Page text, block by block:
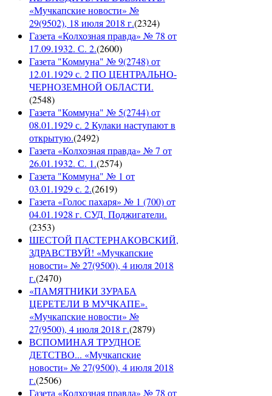
«Мучкапские новости» №
29(9502), 18 июля 2018 г.(2324)
Газета «Колхозная правда» № 78 от
17.09.1932. С. 2.(2600)
Газета "Коммуна" № 9(2748) от
12.01.1929 с. 2 ПО ЦЕНТРАЛЬНО-
ЧЕРНОЗЕМНОЙ ОБЛАСТИ.
(2548)
Газета "Коммуна" № 5(2744) от
08.01.1929 с. 2 Кулаки наступают в
открытую.(2492)
Газета «Колхозная правда» № 7 от
26.01.1932. С. 1.(2574)
Газета "Коммуна" № 1 от
03.01.1929 с. 2.(2619)
Газета «Голос пахаря» № 1 (700) от
04.01.1928 г. СУД. Поджигатели.
(2353)
ШЕСТОЙ ПАСТЕРНАКОВСКИЙ,
ЗДРАВСТВУЙ! «Мучкапские
новости» № 27(9500), 4 июля 2018
г.(2470)
«ПАМЯТНИКИ ЗУРАБА
ЦЕРЕТЕЛИ В МУЧКАПЕ».
«Мучкапские новости» №
27(9500), 4 июля 2018 г.(2879)
ВСПОМИНАЯ ТРУДНОЕ
ДЕТСТВО... «Мучкапские
новости» № 27(9500), 4 июля 2018
г.(2506)
Газета «Колхозная правда» № 78 от